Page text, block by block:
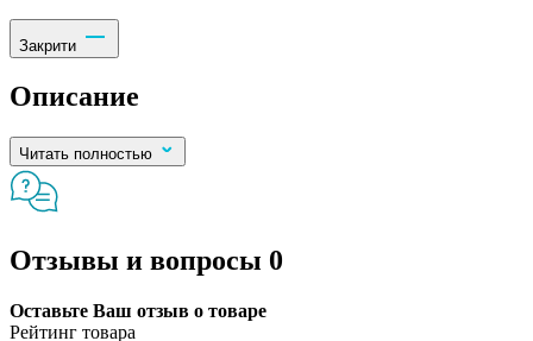
Закрити
Описание
Читать полностью
Отзывы и вопросы 0
Оставьте Ваш отзыв о товаре
Рейтинг товара